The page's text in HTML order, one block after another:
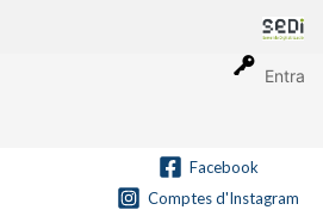
Entra
Facebook
Comptes d'Instagram